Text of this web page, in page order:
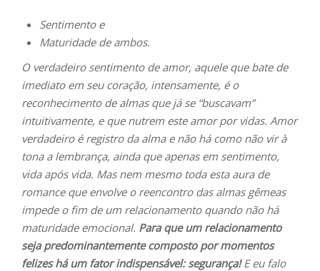
Sentimento e
Maturidade de ambos.
O verdadeiro sentimento de amor, aquele que bate de
imediato em seu coração, intensamente, é o
reconhecimento de almas que já se “buscavam”
intuitivamente, e que nutrem este amor por vidas. Amor
verdadeiro é registro da alma e não há como não vir à
tona a lembrança, ainda que apenas em sentimento,
vida após vida. Mas nem mesmo toda esta aura de
romance que envolve o reencontro das almas gêmeas
impede o fim de um relacionamento quando não há
maturidade emocional. Para que um relacionamento
seja predominantemente composto por momentos
felizes há um fator indispensável: segurança!E eu falo